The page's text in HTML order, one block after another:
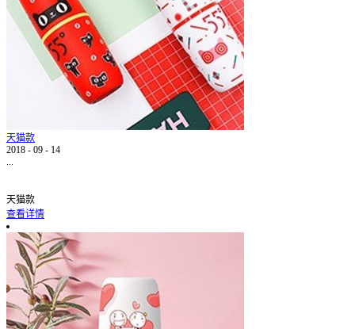
天猫款
2018 - 09 - 14
...
天猫款
查看详情